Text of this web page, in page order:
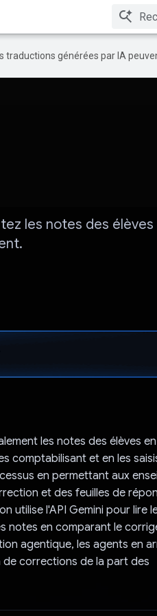
générées par IA
les notes des élèves
les notes des élèves en
comptabilisant et en les
en permettant aux
et des feuilles de
utilise l'API Gemini pour lire
notes en comparant le
agentique, les agents en
corrections de la part des